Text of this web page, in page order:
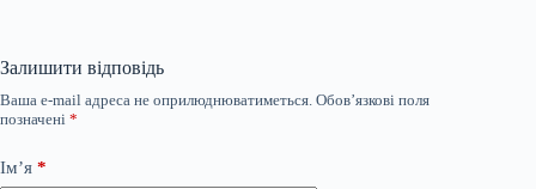
Залишити відповідь
Ваша e-mail адреса не оприлюднюватиметься. Обов’язкові поля
позначені *
Ім’я *